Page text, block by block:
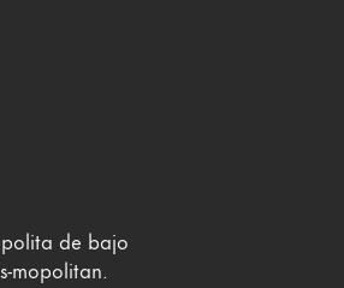
de bajo
mopolitan.